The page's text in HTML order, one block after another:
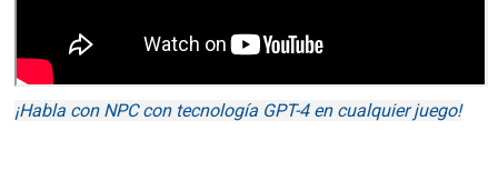
¡Habla con NPC con tecnología GPT-4 en cualquier juego!